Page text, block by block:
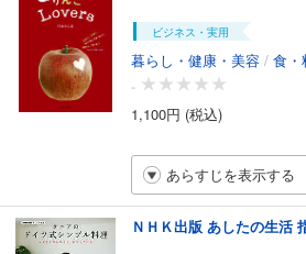
ビジネス・実用
暮らし・健康・美容 / 食・
-
1,100円 (税込)
あらすじを表示する
ＮＨＫ出版 あしたの生活